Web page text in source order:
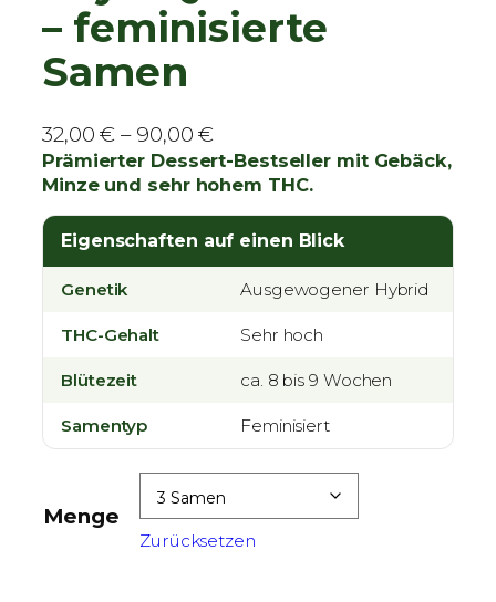
– feminisierte
Samen
32,00€ – 90,00€
r
e
i
s
s
2
,
0
Prämierter Dessert-Bestseller mit Gebäck,
Minze und sehr hohem THC.
Eigenschaften auf einen Blick
Genetik Ausgewogener Hybrid
THC-Gehalt Sehr hoch
Blütezeit ca. 8 bis 9 Wochen
Samentyp Feminisiert
Menge
Zurücksetzen